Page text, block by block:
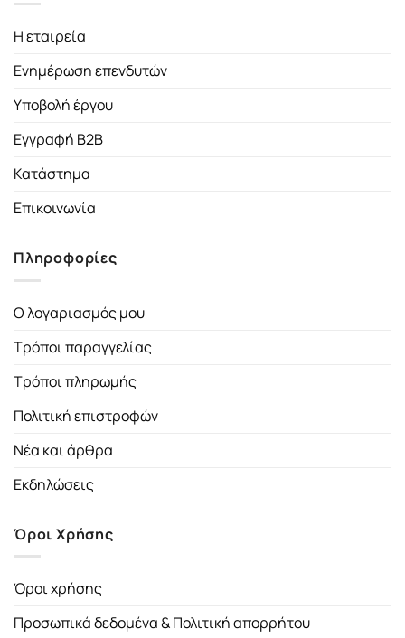
Η εταιρεία
Ενημέρωση επενδυτών
Υποβολή έργου
Εγγραφή B2B
Κατάστημα
Επικοινωνία
Πληροφορίες
Ο λογαριασμός μου
Τρόποι παραγγελίας
Τρόποι πληρωμής
Πολιτική επιστροφών
Νέα και άρθρα
Εκδηλώσεις
Όροι Χρήσης
Όροι χρήσης
Προσωπικά δεδομένα & Πολιτική απορρήτου